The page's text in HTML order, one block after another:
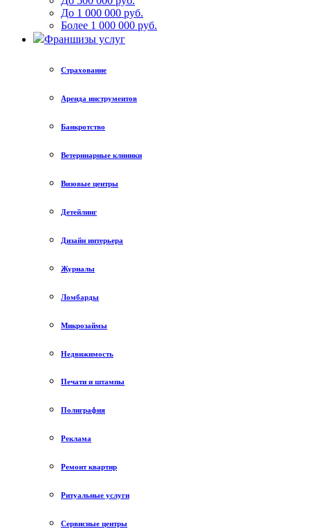
До 1 000 000 руб.
Более 1 000 000 руб.
Франшизы услуг
Страхование
Аренда инструментов
Банкротство
Ветеринарные клиники
Визовые центры
Детейлинг
Дизайн интерьера
Журналы
Ломбарды
Микрозаймы
Недвижимость
Печати и штампы
Полиграфия
Реклама
Ремонт квартир
Ритуальные услуги
Сервисные центры